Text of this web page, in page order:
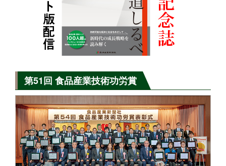
第51回 食品産業技術功労賞